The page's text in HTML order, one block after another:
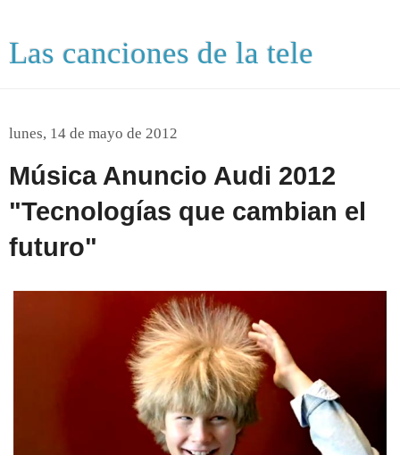
Las canciones de la tele
lunes, 14 de mayo de 2012
Música Anuncio Audi 2012
"Tecnologías que cambian el
futuro"